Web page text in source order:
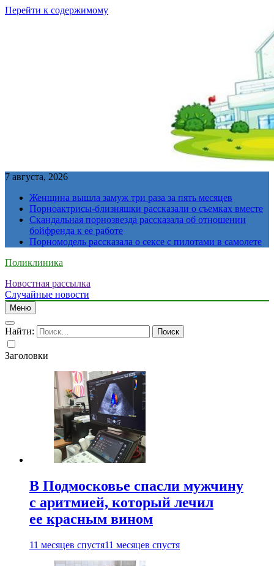
Перейти к содержимому
7 августа, 2026
Женщина вышла замуж три раза за пять месяцев
Порноактрисы-близняшки рассказали о съемках вместе
Скандальная порнозвезда рассказала об отношении
бойфренда к ее работе
Порномодель рассказала о сексе с пилотами в самолете
Поликлиника
Новостная рассылка
Случайные новости
Меню
Найти:
Заголовки
В Подмосковье спасли мужчину
с аритмией, который лечил
ее красным вином
11 месяцев спустя11 месяцев спустя